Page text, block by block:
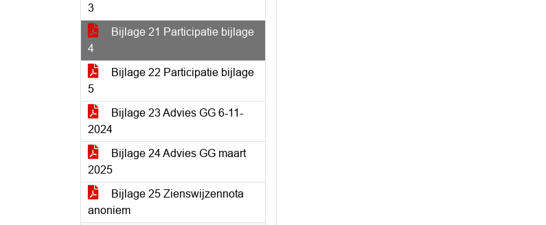
3
Bijlage 21 Participatie bijlage
4
Bijlage 22 Participatie bijlage
5
Bijlage 23 Advies GG 6-11-
2024
Bijlage 24 Advies GG maart
2025
Bijlage 25 Zienswijzennota
anoniem